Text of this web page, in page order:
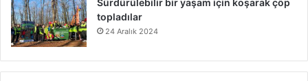
topladılar
24 Aralık 2024